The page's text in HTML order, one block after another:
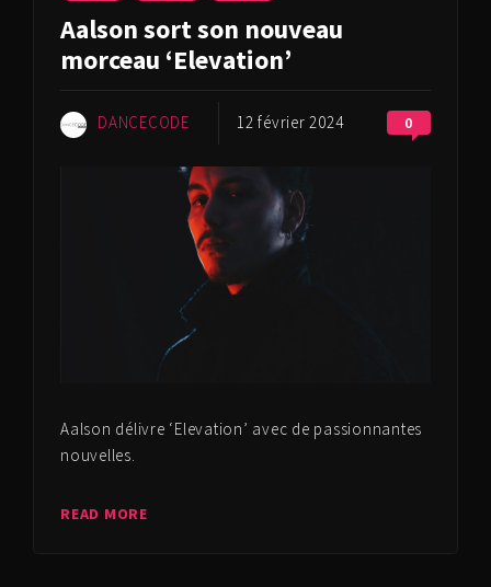
Aalson sort son nouveau
morceau ‘Elevation’
DANCECODE 12 février 2024 0
Aalson délivre ‘Elevation’ avec de passionnantes
nouvelles.
READ MORE